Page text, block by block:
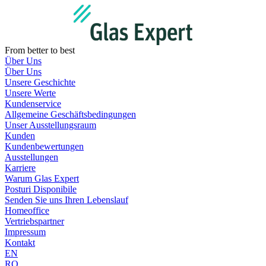
From better to best
Über Uns
Über Uns
Unsere Geschichte
Unsere Werte
Kundenservice
Allgemeine Geschäftsbedingungen
Unser Ausstellungsraum
Kunden
Kundenbewertungen
Ausstellungen
Karriere
Warum Glas Expert
Posturi Disponibile
Senden Sie uns Ihren Lebenslauf
Homeoffice
Vertriebspartner
Impressum
Kontakt
EN
RO